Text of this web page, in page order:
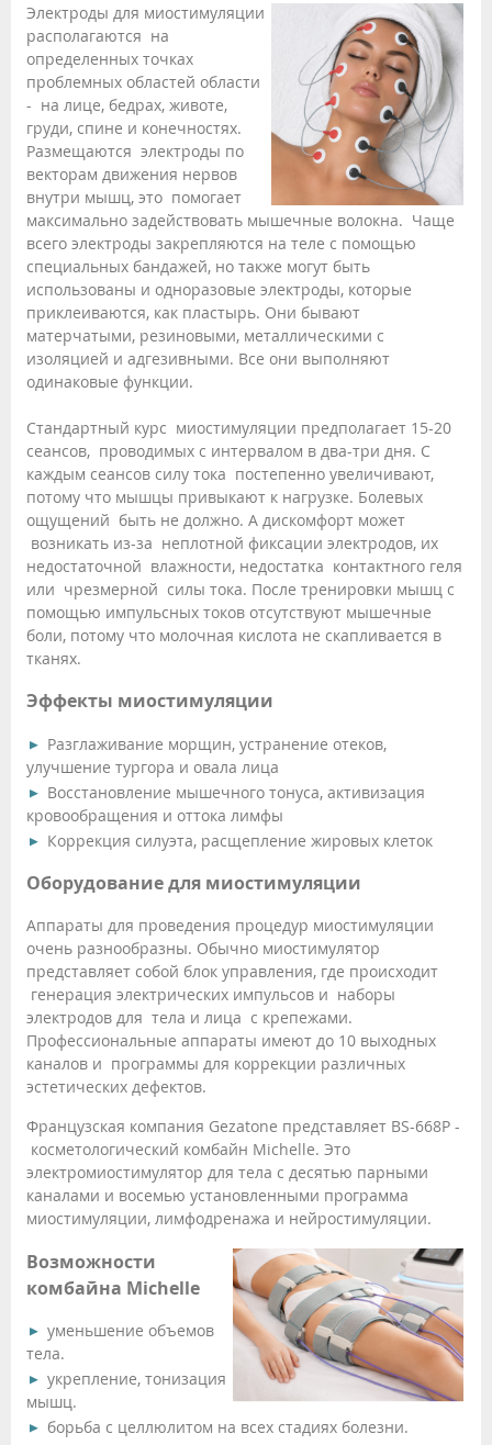
Электроды для миостимуляции
располагаются на
определенных точках
проблемных областей области
- на лице, бедрах, животе,
груди, спине и конечностях.
Размещаются электроды по
векторам движения нервов
внутри мышц, это помогает
максимально задействовать мышечные волокна. Чаще
всего электроды закрепляются на теле с помощью
специальных бандажей, но также могут быть
использованы и одноразовые электроды, которые
приклеиваются, как пластырь. Они бывают
матерчатыми, резиновыми, металлическими с
изоляцией и адгезивными. Все они выполняют
одинаковые функции.
Стандартный курс миостимуляции предполагает 15-20
сеансов, проводимых с интервалом в два-три дня. С
каждым сеансов силу тока постепенно увеличивают,
потому что мышцы привыкают к нагрузке. Болевых
ощущений быть не должно. А дискомфорт может
возникать из-за неплотной фиксации электродов, их
недостаточной влажности, недостатка контактного геля
или чрезмерной силы тока. После тренировки мышц с
помощью импульсных токов отсутствуют мышечные
боли, потому что молочная кислота не скапливается в
тканях.
Эффекты миостимуляции
Разглаживание морщин, устранение отеков,
улучшение тургора и овала лица
Восстановление мышечного тонуса, активизация
кровообращения и оттока лимфы
Коррекция силуэта, расщепление жировых клеток
Оборудование для миостимуляции
Аппараты для проведения процедур миостимуляции
очень разнообразны. Обычно миостимулятор
представляет собой блок управления, где происходит
генерация электрических импульсов и наборы
электродов для тела и лица с крепежами.
Профессиональные аппараты имеют до 10 выходных
каналов и программы для коррекции различных
эстетических дефектов.
Французская компания Gezatone представляет BS-668P -
косметологический комбайн Michelle. Это
электромиостимулятор для тела с десятью парными
каналами и восемью установленными программа
миостимуляции, лимфодренажа и нейростимуляции.
Возможности
комбайна Michelle
уменьшение объемов
тела.
укрепление, тонизация
мышц.
борьба с целлюлитом на всех стадиях болезни.